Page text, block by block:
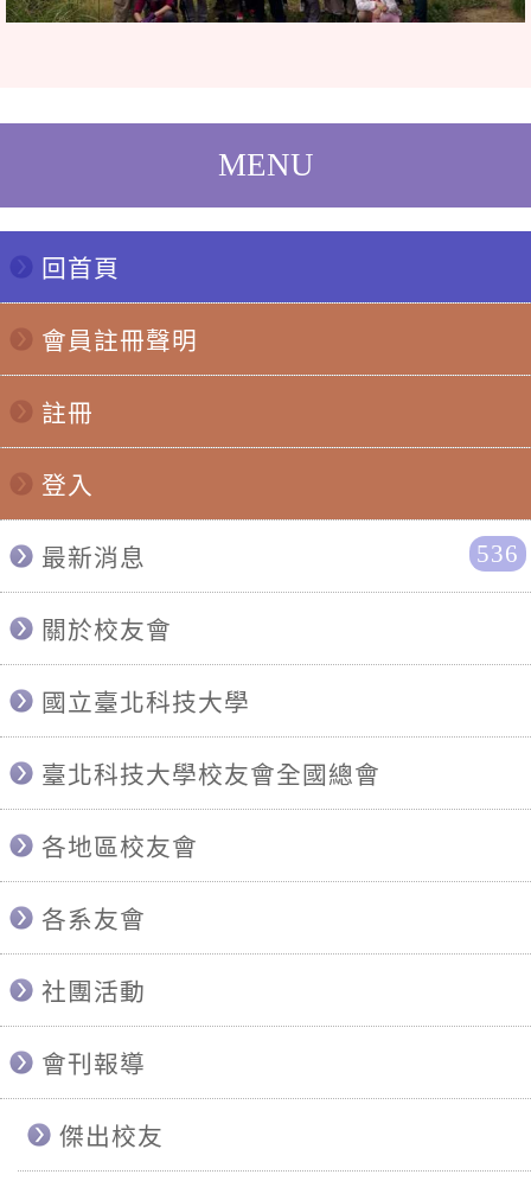
回首頁
會員註冊聲明
註冊
登入
536
最新消息
關於校友會
國立臺北科技大學
臺北科技大學校友會全國總會
各地區校友會
各系友會
社團活動
會刊報導
傑出校友